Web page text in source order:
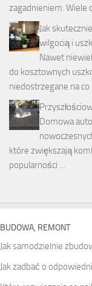
zagadnieniem. Wiele
Jak
wilgocią i
Nawet
do kosztownych
niedostrzegane na
Domowa
które zwiększają
popularności …
BUDOWA, REMONT
Jak samodzielnie
Jak zadbać o